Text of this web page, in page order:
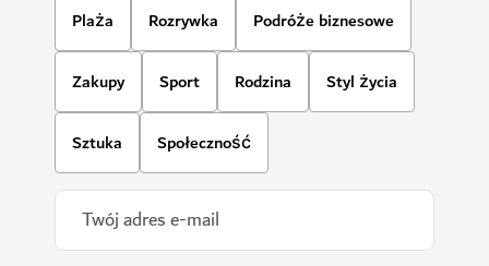
Plaża Rozrywka Podróże biznesowe
Zakupy Sport Rodzina Styl życia
Sztuka Społeczność